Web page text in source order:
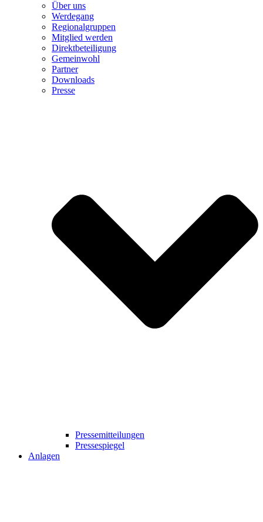
Über uns
Werdegang
Regionalgruppen
Mitglied werden
Direktbeteiligung
Gemeinwohl
Partner
Downloads
Presse
Pressemitteilungen
Pressespiegel
Anlagen